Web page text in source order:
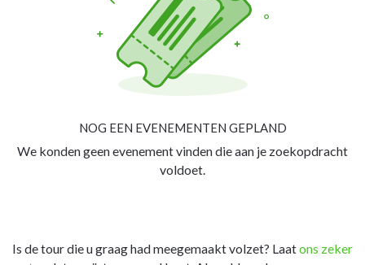
NOG EEN EVENEMENTEN GEPLAND
We konden geen evenement vinden die aan je zoekopdracht
voldoet.
Is de tour die u graag had meegemaakt volzet? Laatons zeker